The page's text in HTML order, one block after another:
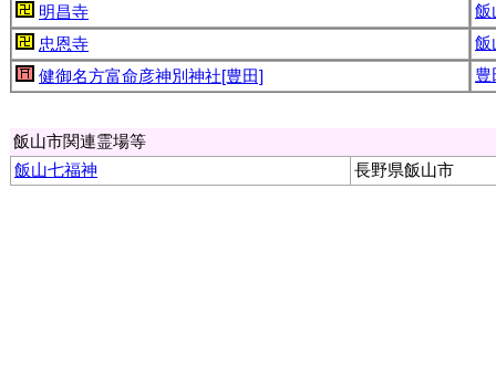
明昌寺
飯
忠恩寺
飯
健御名方富命彦神別神社[豊田]
豊
飯山市関連霊場等
飯山七福神
長野県飯山市